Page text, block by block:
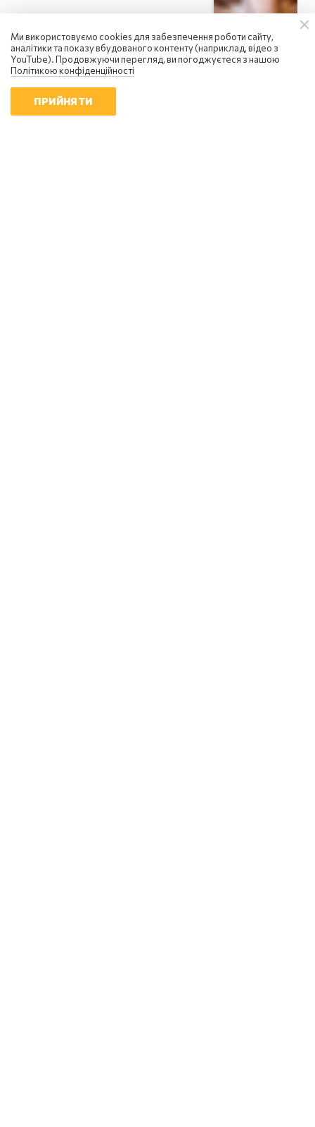
Сергій Фурса
росія посилює інформаційну
війну: чому українцям не варто
18:01 | 6.08.2026
Ми використовуємо cookies для забезпечення роботи сайту,
аналітики та показу вбудованого контенту (наприклад, відео з
YouTube). Продовжуючи перегляд, ви погоджуєтеся з нашою
Політикою конфіденційності
ПРИЙНЯТИ